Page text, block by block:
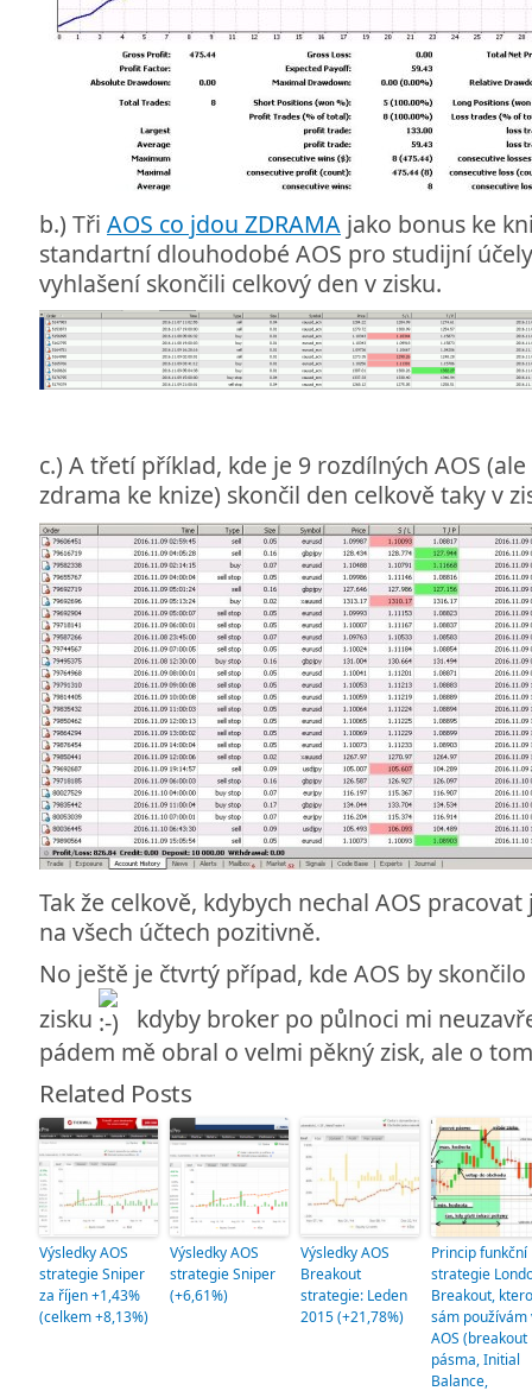
b.) Tři AOS co jdou ZDRAMA jako bonus ke
standartní dlouhodobé AOS pro studijní
vyhlašení skončili celkový den v zisku.
c.) A třetí příklad, kde je 9 rozdílných AOS
zdrama ke knize) skončil den celkově taky v
Tak že celkově, kdybych nechal AOS
na všech účtech pozitivně.
No ještě je čtvrtý případ, kde AOS by
zisku
kdyby broker po půlnoci mi
pádem mě obral o velmi pěkný zisk, ale o
Related Posts
Výsledky AOS
strategie Sniper
za říjen +1,43%
(celkem +8,13%)
Výsledky AOS
strategie Sniper
(+6,61%)
Výsledky AOS
Breakout
strategie: Leden
2015 (+21,78%)
Princip funkční
strategie
Breakout,
sám používám
AOS (breakout
pásma, Initial
Balance,